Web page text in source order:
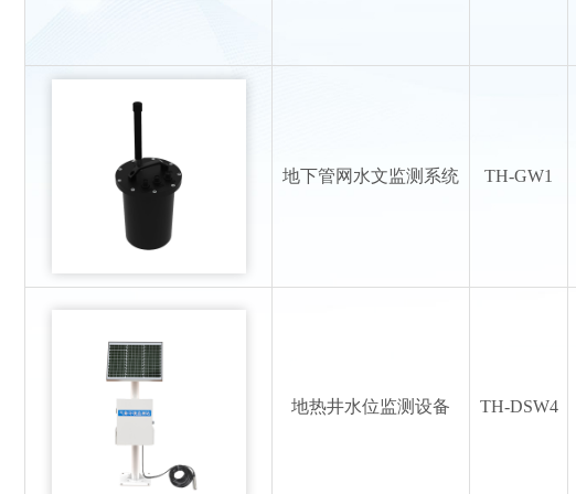
地下管网水文监测系统 TH-GW1
地热井水位监测设备 TH-DSW4